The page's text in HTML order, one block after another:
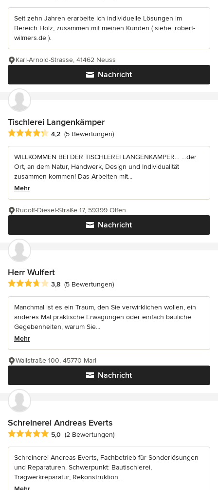
Seit zehn Jahren erarbeite ich individuelle Lösungen im
Bereich Holz, zusammen mit meinen Kunden ( siehe: robert-
wilmers.de ).
Nachricht
Karl-Arnold-Strasse, 41462 Neuss
Tischlerei Langenkämper
Durchschnittliche Bewertung: 4.2 von 5 Sternen
4,2 (5 Bewertungen)
WILLKOMMEN BEI DER TISCHLEREI LANGENKÄMPER… …der
Ort, an dem Natur, Handwerk, Design und Individualität
zusammen kommen! Das Arbeiten mit...
Mehr
Nachricht
Rudolf-Diesel-Straße 17, 59399 Olfen
Herr Wulfert
Durchschnittliche Bewertung: 3.8 von 5 Sternen
3,8 (5 Bewertungen)
Manchmal ist es ein Traum, den Sie verwirklichen wollen, ein
anderes Mal praktische Erwägungen oder einfach bauliche
Gegebenheiten, warum Sie...
Mehr
Nachricht
Wallstraße 100, 45770 Marl
Schreinerei Andreas Everts
Durchschnittliche Bewertung: 5 von 5 Sternen
5,0 (2 Bewertungen)
Schreinerei Andreas Everts, Fachbetrieb für Sonderlösungen
und Reparaturen. Schwerpunkt: Bautischlerei,
Tragwerkreparatur, Rekonstruktion....